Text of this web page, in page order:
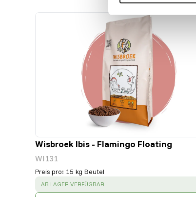
Wisbroek Ibis - Flamingo Floating
WI131
Preis pro: 15 kg Beutel
SUCCESS:
AB LAGER VERFÜGBAR